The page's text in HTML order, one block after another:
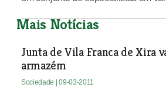
Mais Notícias
Junta de Vila Franca de Xira
armazém
Sociedade | 09-03-2011